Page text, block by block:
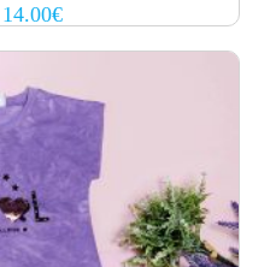
Original
price
14.00€Current
price